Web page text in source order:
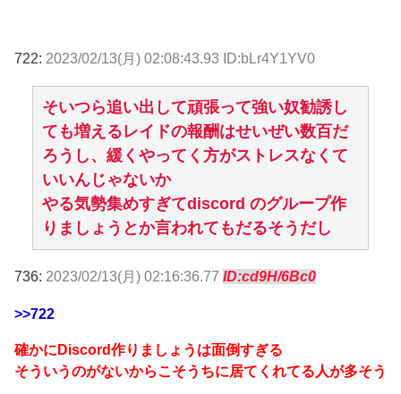
722: 2023/02/13(月) 02:08:43.93 ID:bLr4Y1YV0
そいつら追い出して頑張って強い奴勧誘し
ても増えるレイドの報酬はせいぜい数百だ
ろうし、緩くやってく方がストレスなくて
いいんじゃないか
やる気勢集めすぎてdiscord のグループ作
りましょうとか言われてもだるそうだし
736: 2023/02/13(月) 02:16:36.77 ID:cd9H/6Bc0
>>722
確かにDiscord作りましょうは面倒すぎる
そういうのがないからこそうちに居てくれてる人が多そう